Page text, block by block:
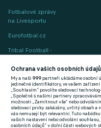
Fotbalové zprávy
na Livesportu
Eurofotbal.cz
Tribal Football -
(EN)
FlashFutbal (SK)
Tenisportal.cz
Tenisové zprávy
na Livesportu
Ochrana vašich osobních
My a naši999 partneři ukládáme osobní
jedinečné identifikátory, ve vašem
„Souhlasím“ povolíte sledovací
„Společně s našimi partnery
možnosti „Zamítnout vše“ nebo
sledovací prvky zakázány, určitý obsah a
vás nemusejí být relevantní. Tuto
vašich nastavení nebo odvolání
osobních údajů“ v dolní části webových